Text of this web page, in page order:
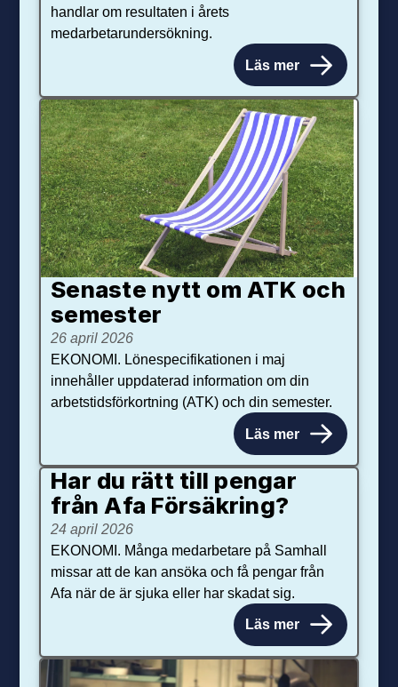
handlar om resultaten i årets
medarbetarundersökning.
Läs mer
Senaste nytt om ATK och
se­mester
26 april 2026
EKONOMI. Lönespecifikationen i maj
innehåller uppdaterad information om din
arbetstidsförkortning (ATK) och din semester.
Läs mer
Har du rätt till pengar
från Afa Försäkring?
24 april 2026
EKONOMI. Många medarbetare på Samhall
missar att de kan ansöka och få pengar från
Afa när de är sjuka eller har skadat sig.
Läs mer